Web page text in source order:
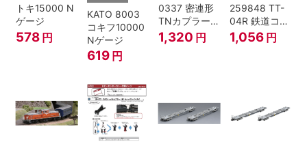
トキ15000 N
ゲージ
578 円
KATO 8003
コキフ10000
Nゲージ
619 円
0337 密連形
TNカプラー
(6個入・SPタ
イプ)
1,320 円
259848 TT-
04R 鉄道コレ
クション
1,056 円